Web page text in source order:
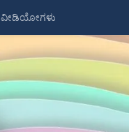
ವೀಡಿಯೋಗಳು